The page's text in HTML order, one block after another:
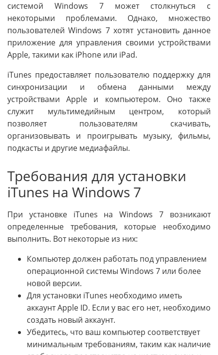
системой Windows 7 может столкнуться с
некоторыми проблемами. Однако, множество
пользователей Windows 7 хотят установить данное
приложение для управления своими устройствами
Apple, такими как iPhone или iPad.
iTunes предоставляет пользователю поддержку для
синхронизации и обмена данными между
устройствами Apple и компьютером. Оно также
служит мультимедийным центром, который
позволяет пользователям скачивать,
организовывать и проигрывать музыку, фильмы,
подкасты и другие медиафайлы.
Требования для установки
iTunes на Windows 7
При установке iTunes на Windows 7 возникают
определенные требования, которые необходимо
выполнить. Вот некоторые из них:
Компьютер должен работать под управлением
операционной системы Windows 7 или более
новой версии.
Для установки iTunes необходимо иметь
аккаунт Apple ID. Если у вас его нет, необходимо
создать новый аккаунт.
Убедитесь, что ваш компьютер соответствует
минимальным требованиям, таким как наличие